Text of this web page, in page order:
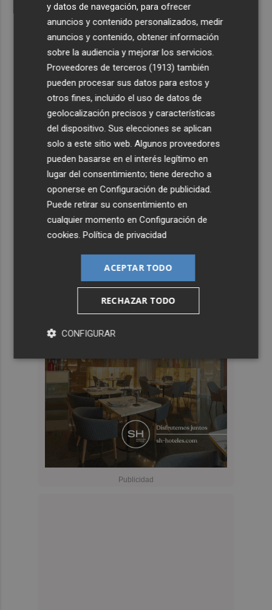
y datos de navegación, para ofrecer
anuncios y contenido personalizados, medir
anuncios y contenido, obtener información
sobre la audiencia y mejorar los servicios.
Proveedores de terceros (1913) también
pueden procesar sus datos para estos y
otros fines, incluido el uso de datos de
geolocalización precisos y características
del dispositivo. Sus elecciones se aplican
solo a este sitio web. Algunos proveedores
pueden basarse en el interés legítimo en
lugar del consentimiento; tiene derecho a
oponerse enConfiguración de publicidad.
Puede retirar su consentimiento en
cualquier momento enConfiguración de
cookies.Política de privacidad
ACEPTAR TODO
RECHAZAR TODO
CONFIGURAR